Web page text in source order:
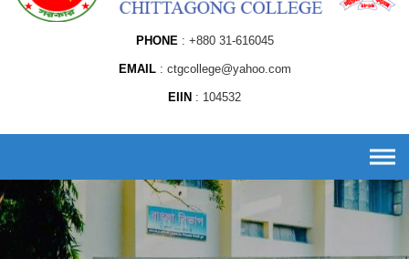
PHONE +880 31-616045
EMAIL ctgcollege@yahoo.com
EIIN 104532